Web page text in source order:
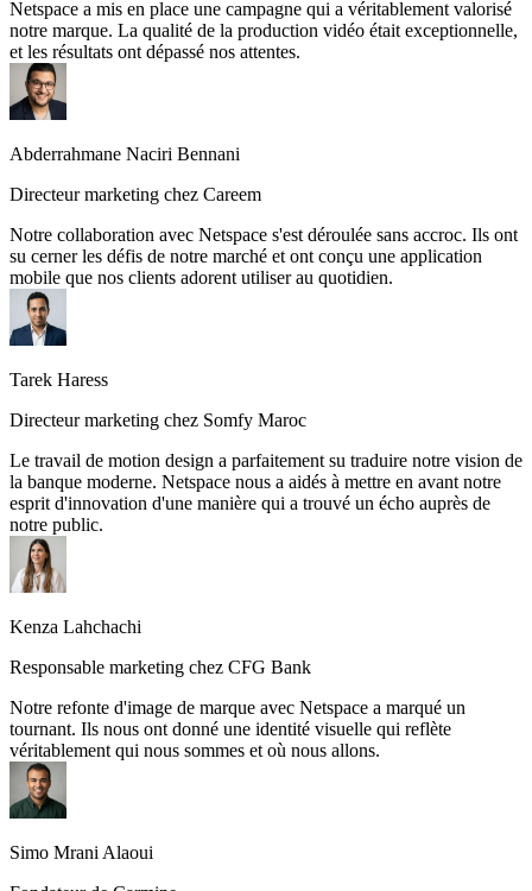
Netspace a mis en place une campagne qui a véritablement valorisé
notre marque. La qualité de la production vidéo était exceptionnelle,
et les résultats ont dépassé nos attentes.
Directeur marketing chez Careem
Notre collaboration avec Netspace s'est déroulée sans accroc. Ils ont
su cerner les défis de notre marché et ont conçu une application
mobile que nos clients adorent utiliser au quotidien.
Tarek Haress
Directeur marketing chez Somfy Maroc
Le travail de motion design a parfaitement su traduire notre vision de
la banque moderne. Netspace nous a aidés à mettre en avant notre
esprit d'innovation d'une manière qui a trouvé un écho auprès de
notre public.
Kenza Lahchachi
Responsable marketing chez CFG Bank
Notre refonte d'image de marque avec Netspace a marqué un
tournant. Ils nous ont donné une identité visuelle qui reflète
véritablement qui nous sommes et où nous allons.
Simo Mrani Alaoui